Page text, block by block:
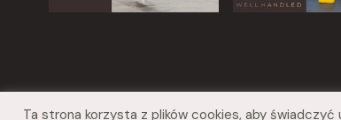
Ta strona korzysta z plików cookies, aby